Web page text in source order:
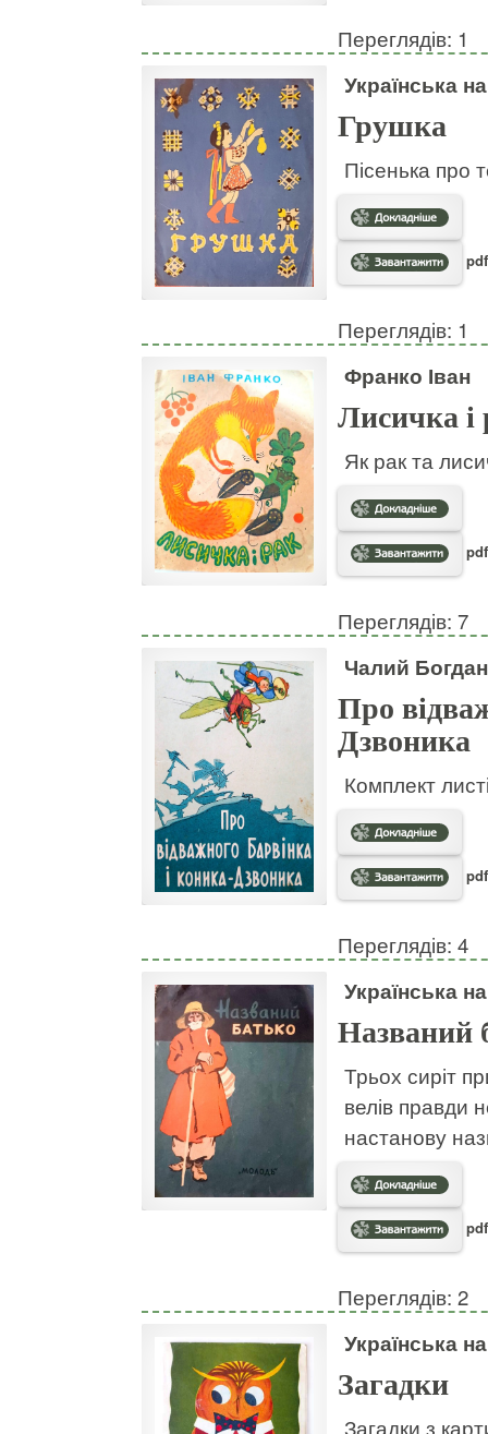
Переглядів: 1
Українська
Грушка
Пісенька про
Переглядів: 1
Франко Іван
Лисичка і
Як рак та
Переглядів: 7
Чалий
Про
Дзвоника
Комплект
Переглядів: 4
Українська
Названий
Трьох сиріт
велів правди
настанову
Переглядів: 2
Українська
Загадки
Загадки з